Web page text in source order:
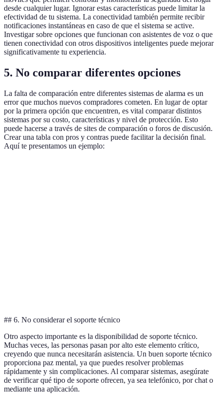
desde cualquier lugar. Ignorar estas características puede limitar la
efectividad de tu sistema. La conectividad también permite recibir
notificaciones instantáneas en caso de que el sistema se active.
Investigar sobre opciones que funcionan con asistentes de voz o que
tienen conectividad con otros dispositivos inteligentes puede mejorar
significativamente tu experiencia.
5. No comparar diferentes opciones
La falta de comparación entre diferentes sistemas de alarma es un
error que muchos nuevos compradores cometen. En lugar de optar
por la primera opción que encuentren, es vital comparar distintos
sistemas por su costo, características y nivel de protección. Esto
puede hacerse a través de sites de comparación o foros de discusión.
Crear una tabla con pros y contras puede facilitar la decisión final.
Aquí te presentamos un ejemplo:
## 6. No considerar el soporte técnico
Otro aspecto importante es la disponibilidad de soporte técnico.
Muchas veces, las personas pasan por alto este elemento crítico,
creyendo que nunca necesitarán asistencia. Un buen soporte técnico
proporciona paz mental, ya que puedes resolver problemas
rápidamente y sin complicaciones. Al comparar sistemas, asegúrate
de verificar qué tipo de soporte ofrecen, ya sea telefónico, por chat o
mediante una aplicación.